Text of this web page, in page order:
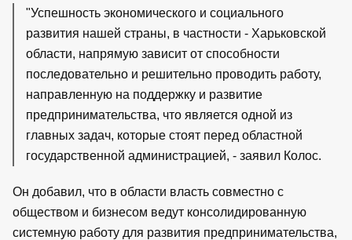
"Успешность экономического и социального
развития нашей страны, в частности - Харьковской
области, напрямую зависит от способности
последовательно и решительно проводить работу,
направленную на поддержку и развитие
предпринимательства, что является одной из
главных задач, которые стоят перед областной
государственной администрацией, - заявил Колос.
Он добавил, что в области власть совместно с
обществом и бизнесом ведут консолидированную
системную работу для развития предпринимательства,